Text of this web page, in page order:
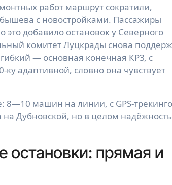
работ маршрут сократили,
с новостройками. Пассажиры
добавило остановок у Северного
комитет Луцкрады снова
— основная конечная КРЗ, с
адаптивной, словно она чувствует
8—10 машин на линии, с GPS-
Дубновской, но в целом
прямая и